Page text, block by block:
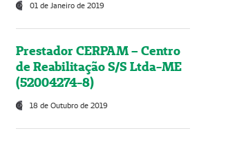
01 de Janeiro de 2019
Prestador CERPAM – Centro
de Reabilitação S/S Ltda-ME
(52004274-8)
18 de Outubro de 2019